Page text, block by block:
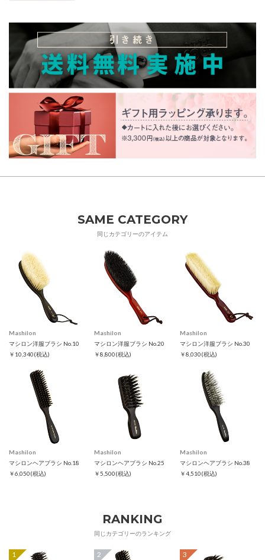
SAME CATEGORY
同じカテゴリーのアイテム
Mashilon
マシロン洋服ブラシ No.10
￥10,340(税込)
Mashilon
マシロン洋服ブラシ No.20
￥8,800(税込)
Mashilon
マシロン洋服ブラシ No.30
￥8,030(税込)
Mashilon
マシロンヘアブラシ No.18
￥6,050(税込)
Mashilon
マシロンヘアブラシ No.25
￥5,500(税込)
Mashilon
マシロンヘアブラシ No.38
￥4,510(税込)
RANKING
同じカテゴリーのランキング
1 2 3